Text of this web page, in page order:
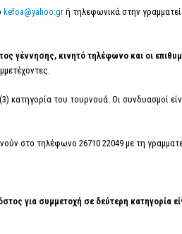
kefoa@yahoo.gr ή τηλεφωνικά στην
γέννησης, κινητό τηλέφωνο και οι
κατηγορία του τουρνουά. Οι
στο τηλέφωνο 26710 22049 με τη
για συμμετοχή σε δεύτερη κατηγορία